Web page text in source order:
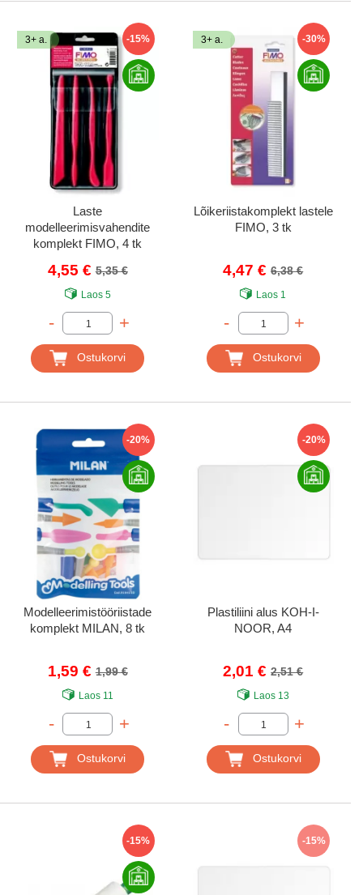
-15%
3+ a.
Laste
modelleerimisvahendite
komplekt FIMO, 4 tk
4,55 €5,35 €
Laos5
- +
Ostukorvi
-30%
3+ a.
Lõikeriistakomplekt lastele
FIMO, 3 tk
4,47 €6,38 €
Laos 1
- +
Ostukorvi
-20%
Modelleerimistööriistade
komplekt MILAN, 8 tk
1,59 €1,99 €
Laos11
- +
Ostukorvi
-20%
Plastiliini alus KOH-I-
NOOR, A4
2,01 €2,51 €
Laos13
- +
Ostukorvi
-15% -15%